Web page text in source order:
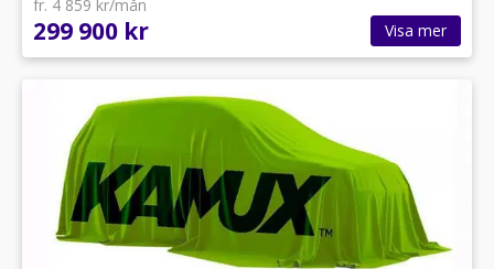
fr. 4 859 kr/mån
299 900 kr Visa mer